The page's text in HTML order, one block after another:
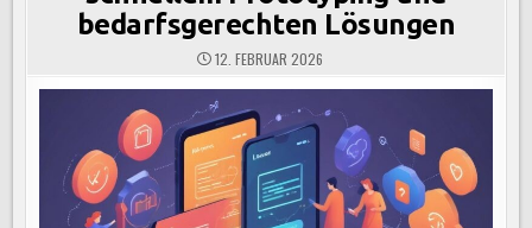
bedarfsgerechten Lösungen
12. FEBRUAR 2026